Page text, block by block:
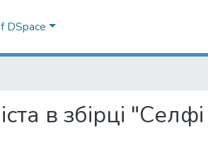
DSpace
в збірці